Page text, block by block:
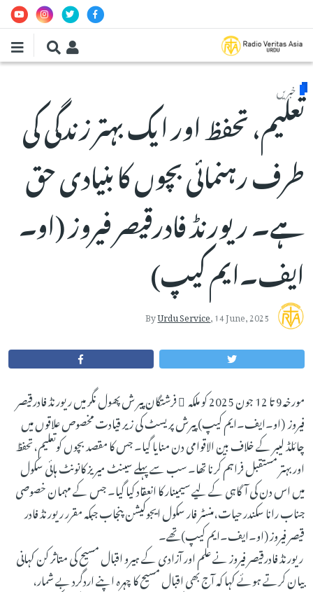
خبریں
تعلیم، تحفظ اور ایک بہتر زندگی کی
طرف رہنمائی بچوں کابنیادی حق
ہے۔ ریورنڈ فادرقیصر فیروز (او۔
ایف۔ایم کیپ)
ByUrdu Service,14 June, 2025
مورخہ9 تا 12 جون 2025 کو ملکہ ِ فرشتگان پیر ش پھول نگر میں ریورنڈ فادرقیصر
فیروز (او۔ایف۔ایم کیپ) پیرش پریسٹ کی زیر قیادت مخصوص علاقوں میں
چائلڈ لیبر کے خلاف بین الاقوامی دن منایا گیا۔ جس کا مقصد بچوں کوتعلیم،تحفظ
اور بہتر مستقبل فراہم کرنا تھا۔ سب سے پہلے سینٹ میریز کانونٹ ہائی سکول
میں اس دن کی آگاہی کے لیے سیمینار کا انعقاد کیا گیا۔ جس کے مہمان خصوصی
جناب رانا سکندر حیات،منسٹر فار سکول ایجوکیشن پنجاب جبکہ مقرر ریورنڈ فادر
قیصر فیروز (او۔ایف۔ایم کیپ)تھے۔
ریورنڈ فادرقیصر فیروز نے علم اور آزادی کے ہیرو اقبال مسیح کی متاثر کن کہانی
بیان کرتے ہوئے کہا کہ آج بھی اقبال مسیح کا چہرہ اپنے اردگرد بے شمار،